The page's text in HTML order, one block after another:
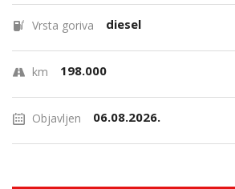
Vrsta goriva diesel
km 198.000
Objavljen 06.08.2026.